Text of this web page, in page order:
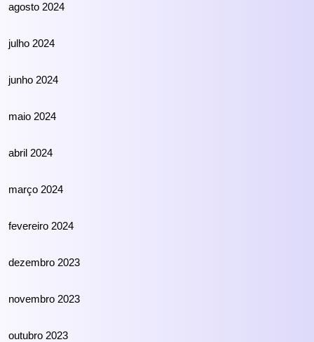
agosto 2024
julho 2024
junho 2024
maio 2024
abril 2024
março 2024
fevereiro 2024
dezembro 2023
novembro 2023
outubro 2023